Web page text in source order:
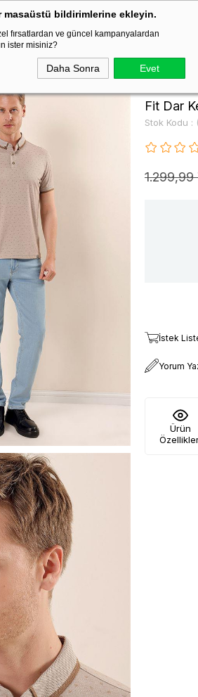
masaüstü bildirimlerine ekleyin.
fırsatlardan ve güncel kampanyalardan
ister misiniz?
Daha Sonra Evet
Slim Fit Dar Kesim T-Shirt 1011230152
Bej
Fit Dar
Stok Kodu
1.299,99
İstek
Yorum
Ürün